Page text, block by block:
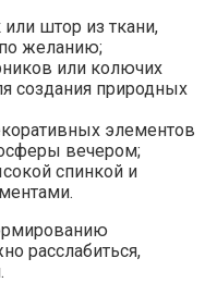
или штор из ткани,
желанию;
или колючих
создания природных
элементов
вечером;
спинкой и
расслабиться,